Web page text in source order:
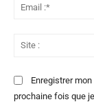
Enregistrer
prochaine fois que